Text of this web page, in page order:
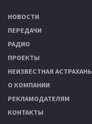
НОВОСТИ
ПЕРЕДАЧИ
РАДИО
ПРОЕКТЫ
НЕИЗВЕСТНАЯ АСТРАХАНЬ
О КОМПАНИИ
РЕКЛАМОДАТЕЛЯМ
КОНТАКТЫ